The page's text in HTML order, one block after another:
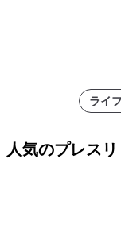
ライ
人気のプレス